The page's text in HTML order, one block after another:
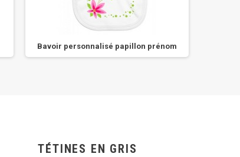
Bavoir personnalisé papillon prénom
TÉTINES EN GRIS